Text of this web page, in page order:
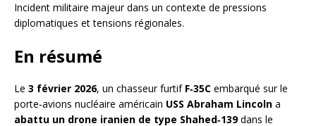
Incident militaire majeur dans un contexte de pressions
diplomatiques et tensions régionales.
En résumé
Le 3 février 2026, un chasseur furtif F‑35C embarqué sur le
porte‑avions nucléaire américain USS Abraham Lincoln a
abattu un drone iranien de type Shahed‑139dans le